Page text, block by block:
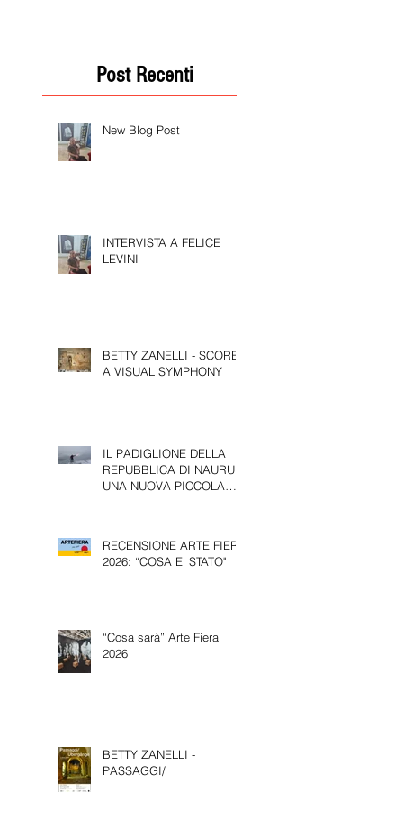
Post Recenti
New Blog Post
INTERVISTA A FELICE
LEVINI
BETTY ZANELLI - SCORE,
A VISUAL SYMPHONY
IL PADIGLIONE DELLA
REPUBBLICA DI NAURU:
UNA NUOVA PICCOLA
VENEZIA.
RECENSIONE ARTE FIERA
2026: “COSA E' STATO"
“Cosa sarà” Arte Fiera
2026
BETTY ZANELLI -
PASSAGGI/